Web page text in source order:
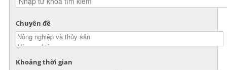
Chuyên đề
Khoảng thời gian